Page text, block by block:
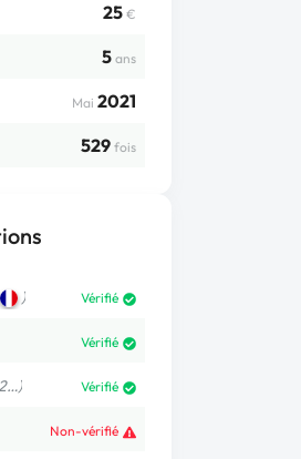
25 €
5 ans
Mai 2021
529 fois
) Vérifié
Vérifié
Vérifié
Non-vérifié